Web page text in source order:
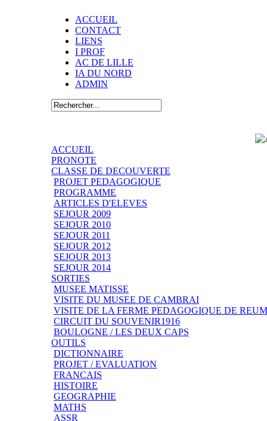
ACCUEIL
CONTACT
LIENS
I PROF
AC DE LILLE
IA DU NORD
ADMIN
ACCUEIL
PRONOTE
CLASSE DE DECOUVERTE
PROJET PEDAGOGIQUE
PROGRAMME
ARTICLES D'ELEVES
SEJOUR 2009
SEJOUR 2010
SEJOUR 2011
SEJOUR 2012
SEJOUR 2013
SEJOUR 2014
SORTIES
MUSEE MATISSE
VISITE DU MUSEE DE CAMBRAI
VISITE DE LA FERME PEDAGOGIQUE DE
CIRCUIT DU SOUVENIR1916
BOULOGNE / LES DEUX CAPS
OUTILS
DICTIONNAIRE
PROJET / EVALUATION
FRANCAIS
HISTOIRE
GEOGRAPHIE
MATHS
ASSR